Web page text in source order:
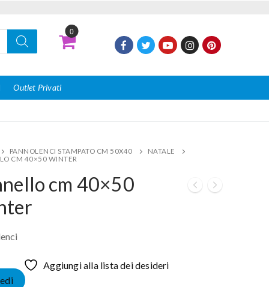
0
Outlet Privati
PANNOLENCI STAMPATO CM 50X40
NATALE
CM 40×50 WINTER
cm 40×50
Aggiungi alla lista dei desideri